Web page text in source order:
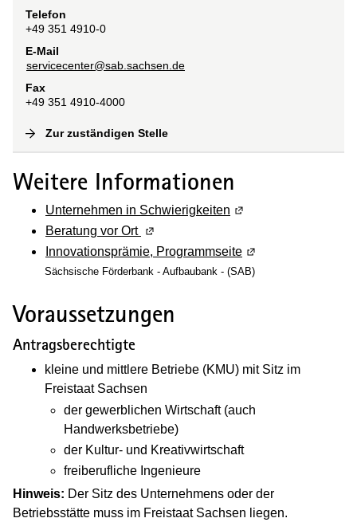
Telefon
+49 351 4910-0
E-Mail
servicecenter@sab.sachsen.de
Fax
+49 351 4910-4000
Zur zuständigen Stelle
Weitere Informationen
Unternehmen in Schwierigkeiten (Wird in einem
Beratung vor Ort (Wird in einem neuen Fenster
Innovationsprämie, Programmseite (Wird in einem
Sächsische Förderbank - Aufbaubank - (SAB)
Voraussetzungen
Antragsberechtigte
kleine und mittlere Betriebe (KMU) mit Sitz im
Freistaat Sachsen
der gewerblichen Wirtschaft (auch
Handwerksbetriebe)
der Kultur- und Kreativwirtschaft
freiberufliche Ingenieure
Hinweis: Der Sitz des Unternehmens oder der
Betriebsstätte muss im Freistaat Sachsen liegen.